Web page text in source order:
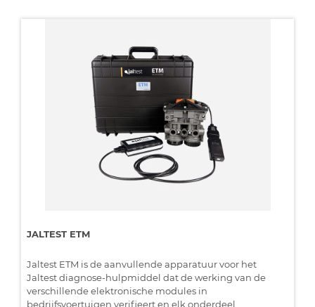
JALTEST ETM
Jaltest ETM is de aanvullende apparatuur voor het
Jaltest diagnose-hulpmiddel dat de werking van de
verschillende elektronische modules in
bedrijfsvoertuigen verifieert en elk onderdeel